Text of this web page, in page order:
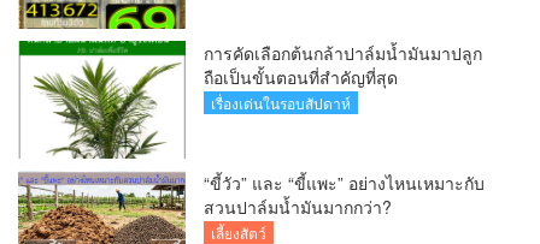
การคัดเลือกต้นกล้าปาล์มน้ำมันมาปลูก
ถือเป็นขั้นตอนที่สำคัญที่สุด
เรื่องเด่นในรอบสัปดาห์
“ขี้วัว” และ “ขี้แพะ” อย่างไหนเหมาะกับ
สวนปาล์มน้ำมันมากกว่า?
เลี้ยงสัตว์